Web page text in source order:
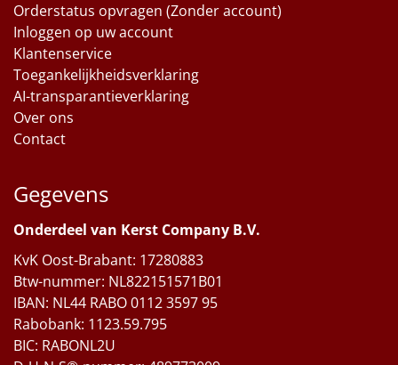
Orderstatus opvragen (Zonder account)
Inloggen op uw account
Klantenservice
Toegankelijkheidsverklaring
AI-transparantieverklaring
Over ons
Contact
Gegevens
Onderdeel van Kerst Company B.V.
KvK Oost-Brabant: 17280883
Btw-nummer: NL822151571B01
IBAN: NL44 RABO 0112 3597 95
Rabobank: 1123.59.795
BIC: RABONL2U